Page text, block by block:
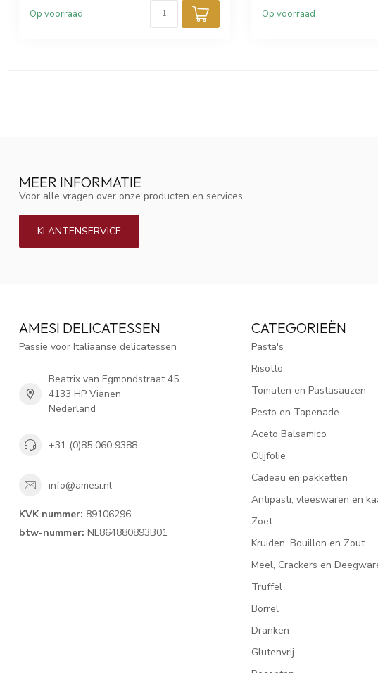
Op voorraad Op voorraad
MEER INFORMATIE
Voor alle vragen over onze producten en services
KLANTENSERVICE
AMESI DELICATESSEN
Passie voor Italiaanse delicatessen
Beatrix van Egmondstraat 45
4133 HP Vianen
Nederland
+31 (0)85 060 9388
info@amesi.nl
KVK nummer: 89106296
btw-nummer: NL864880893B01
CATEGORIEËN
Pasta's
Risotto
Tomaten en Pastasauzen
Pesto en Tapenade
Aceto Balsamico
Olijfolie
Cadeau en pakketten
Antipasti, vleeswaren en
Zoet
Kruiden, Bouillon en Zout
Meel, Crackers en
Truffel
Borrel
Dranken
Glutenvrij